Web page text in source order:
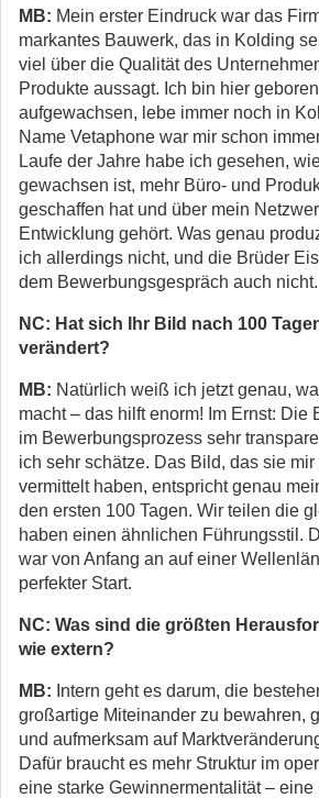
MB: Mein erster Eindruck war das
markantes Bauwerk, das in Kolding
viel über die Qualität des
Produkte aussagt. Ich bin hier
aufgewachsen, lebe immer noch in
Name Vetaphone war mir schon
Laufe der Jahre habe ich gesehen,
gewachsen ist, mehr Büro- und
geschaffen hat und über mein
Entwicklung gehört. Was genau
ich allerdings nicht, und die Brüder
dem Bewerbungsgespräch auch nicht.
NC: Hat sich Ihr Bild nach 100
verändert?
MB: Natürlich weiß ich jetzt genau,
macht – das hilft enorm! Im Ernst: Die
im Bewerbungsprozess sehr
ich sehr schätze. Das Bild, das sie
vermittelt haben, entspricht genau
den ersten 100 Tagen. Wir teilen die
haben einen ähnlichen Führungsstil.
war von Anfang an auf einer
perfekter Start.
NC: Was sind die größten
wie extern?
MB: Intern geht es darum, die
großartige Miteinander zu bewahren,
und aufmerksam auf
Dafür braucht es mehr Struktur im
eine starke Gewinnermentalität –